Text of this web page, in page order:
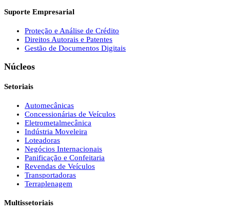
Suporte Empresarial
Proteção e Análise de Crédito
Direitos Autorais e Patentes
Gestão de Documentos Digitais
Núcleos
Setoriais
Automecânicas
Concessionárias de Veículos
Eletrometalmecânica
Indústria Moveleira
Loteadoras
Negócios Internacionais
Panificação e Confeitaria
Revendas de Veículos
Transportadoras
Terraplenagem
Multissetoriais